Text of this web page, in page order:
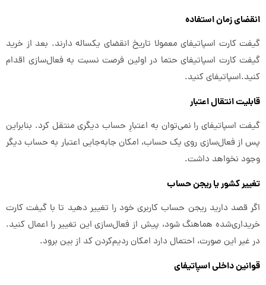
انقضای زمان استفاده
گیفت کارت اسپاتیفای معمولا تاریخ انقضای یکساله دارند. بعد از خرید
گیفت کارت اسپاتیفای حتما در اولین فرصت نسبت به فعال‌سازی اقدام
کنید.اسپاتیفای کنید.
قابلیت انتقال اعتبار
گیفت اسپاتیفای را نمی‌توان به اعتبارِ حساب دیگری منتقل کرد. بنابراین
پس از فعال‌سازی روی یک حساب، امکان جابه‌جایی اعتبار به حساب دیگر
وجود نخواهد داشت.
تغییر کشور یا ریجن حساب
اگر قصد دارید ریجن حساب کاربری خود را تغییر دهید تا با گیفت کارت
خریداری‌شده هماهنگ شود، پیش از فعال‌سازی این تغییر را اعمال کنید.
در غیر این صورت، احتمال دارد امکان ردیم‌کردن کد از بین برود.
قوانین داخلی اسپاتیفای